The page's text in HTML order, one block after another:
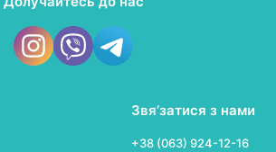
Звя’затися з нами
+38 (063) 924-12-16